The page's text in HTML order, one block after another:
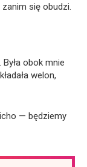
się obudzi.
obok mnie
welon,
— będziemy